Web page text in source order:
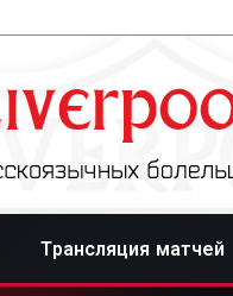
Трансляция матчей